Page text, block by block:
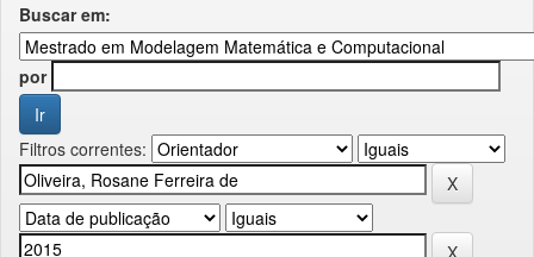
Buscar em:
por
Filtros correntes: